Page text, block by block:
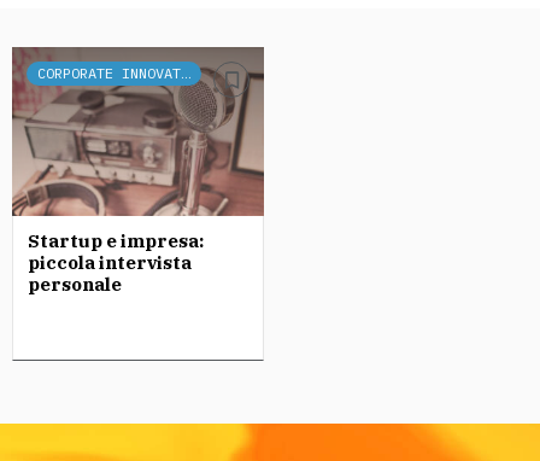
CORPORATE INNOVATION
Startup e impresa:
piccola intervista
personale